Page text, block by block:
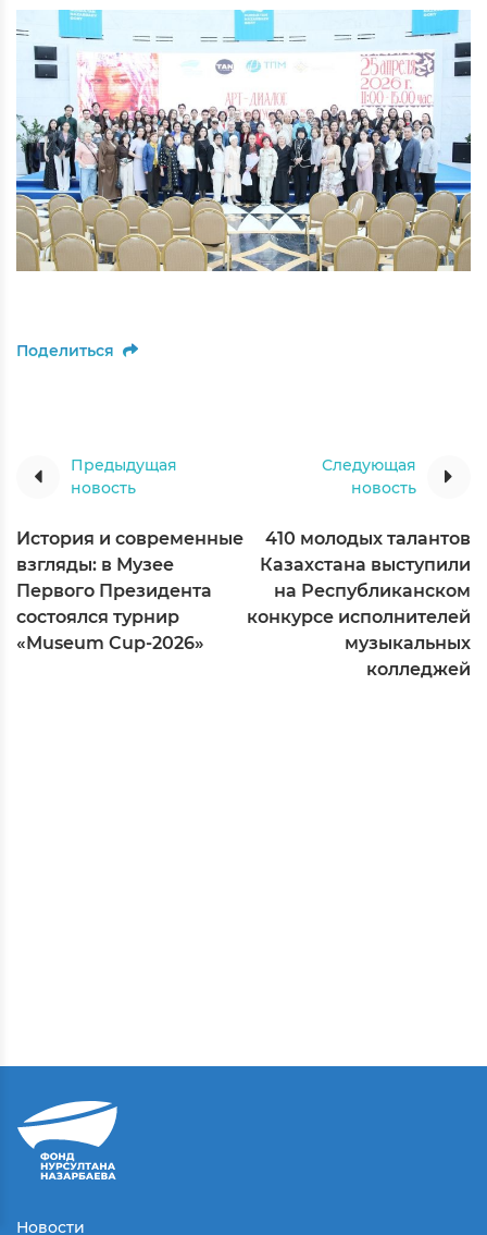
Поделиться
Предыдущая
новость
История и современные
взгляды: в Музее
Первого Президента
состоялся турнир
«Museum Cup-2026»
Следующая
новость
410 молодых талантов
Казахстана выступили
на Республиканском
конкурсе исполнителей
музыкальных
колледжей
Новости